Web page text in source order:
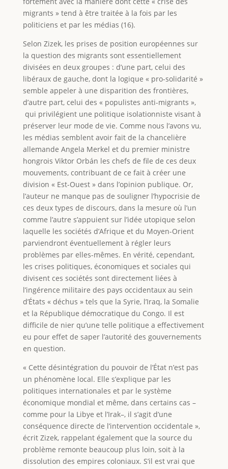
migrants » tend à être traitée à la fois par les
politiciens et par les médias (16).
Selon Zizek, les prises de position européennes sur
la question des migrants sont essentiellement
divisées en deux groupes : d’une part, celui des
libéraux de gauche, dont la logique « pro-solidarité »
semble appeler à une disparition des frontières,
d’autre part, celui des « populistes anti-migrants »,
qui privilégient une politique isolationniste visant à
préserver leur mode de vie. Comme nous l’avons vu,
les médias semblent avoir fait de la chancelière
allemande Angela Merkel et du premier ministre
hongrois Viktor Orbán les chefs de file de ces deux
mouvements, contribuant de ce fait à créer une
division « Est-Ouest » dans l’opinion publique. Or,
l’auteur ne manque pas de souligner l’hypocrisie de
ces deux types de discours, dans la mesure où l’un
comme l’autre s’appuient sur l’idée utopique selon
laquelle les sociétés d’Afrique et du Moyen-Orient
parviendront éventuellement à régler leurs
problèmes par elles-mêmes. En vérité, cependant,
les crises politiques, économiques et sociales qui
divisent ces sociétés sont directement liées à
l’ingérence militaire des pays occidentaux au sein
d’États « déchus » tels que la Syrie, l’Iraq, la Somalie
et la République démocratique du Congo. Il est
difficile de nier qu’une telle politique a effectivement
eu pour effet de saper l’autorité des gouvernements
en question.
« Cette désintégration du pouvoir de l’État n’est pas
un phénomène local. Elle s’explique par les
politiques internationales et par le système
économique mondial et même, dans certains cas –
comme pour la Libye et l’Irak–, il s’agit d’une
conséquence directe de l’intervention occidentale »,
écrit Zizek, rappelant également que la source du
problème remonte beaucoup plus loin, soit à la
dissolution des empires coloniaux. S’il est vrai que